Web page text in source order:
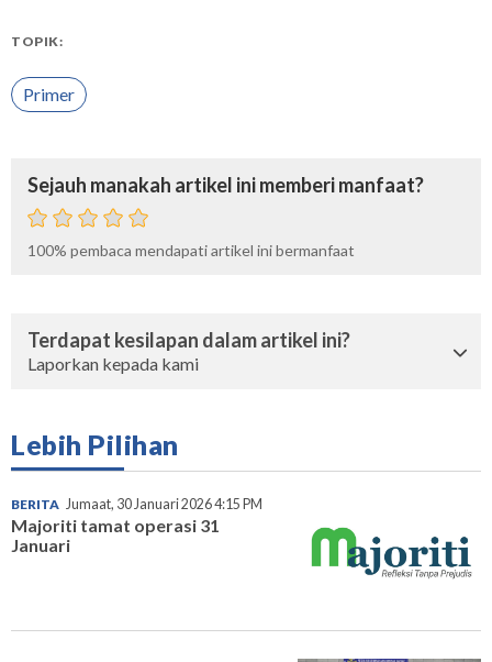
TOPIK:
Primer
Sejauh manakah artikel ini memberi manfaat?
100% pembaca mendapati artikel ini bermanfaat
Terdapat kesilapan dalam artikel ini?
Laporkan kepada kami
Lebih Pilihan
BERITA Jumaat, 30 Januari 2026 4:15 PM
Majoriti tamat operasi 31
Januari